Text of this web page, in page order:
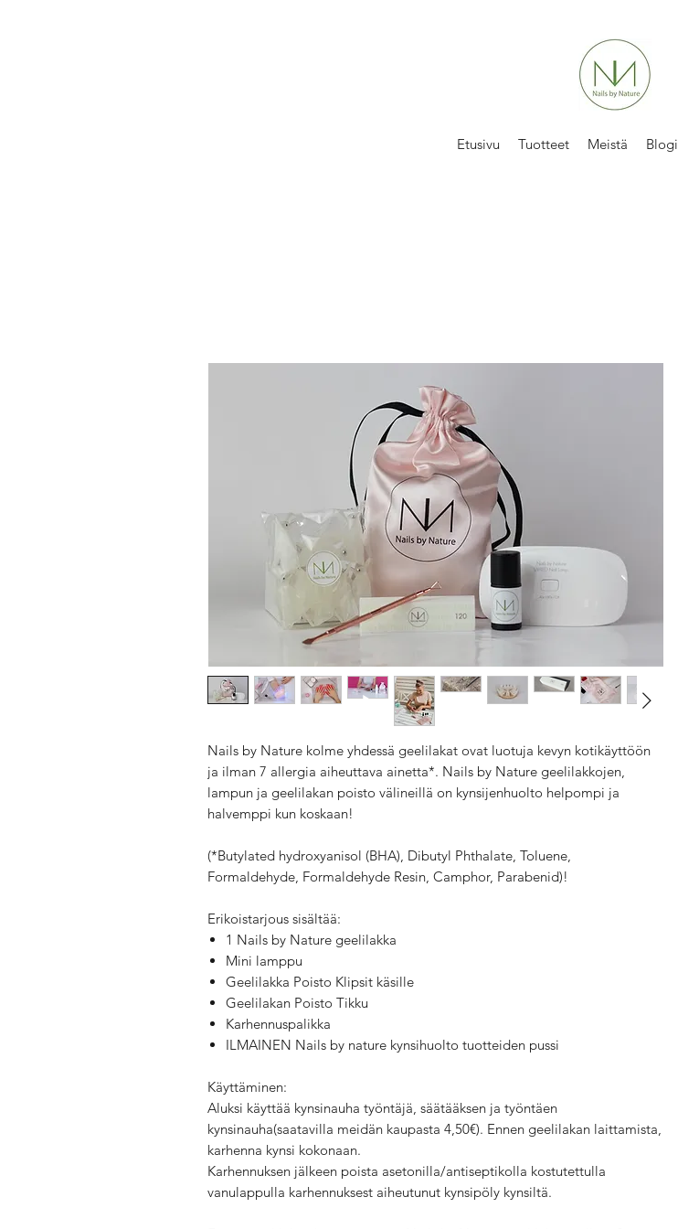
Etusivu Tuotteet Meistä Blogi
Nails by Nature kolme yhdessä geelilakat ovat luotuja kevyn kotikäyttöön
ja ilman 7 allergia aiheuttava ainetta*. Nails by Nature geelilakkojen,
lampun ja geelilakan poisto välineillä on kynsijenhuolto helpompi ja
halvemppi kun koskaan!
(*Butylated hydroxyanisol (BHA), Dibutyl Phthalate, Toluene,
Formaldehyde, Formaldehyde Resin, Camphor, Parabenid)!
Erikoistarjous sisältää:
1 Nails by Nature geelilakka
Mini lamppu
Geelilakka Poisto Klipsit käsille
Geelilakan Poisto Tikku
Karhennuspalikka
ILMAINEN Nails by nature kynsihuolto tuotteiden pussi
Käyttäminen:
Aluksi käyttää kynsinauha työntäjä, säätääksen ja työntäen
kynsinauha(saatavilla meidän kaupasta 4,50€). Ennen geelilakan laittamista,
karhenna kynsi kokonaan.
Karhennuksen jälkeen poista asetonilla/antiseptikolla kostutettulla
vanulappulla karhennuksest aiheutunut kynsipöly kynsiltä.